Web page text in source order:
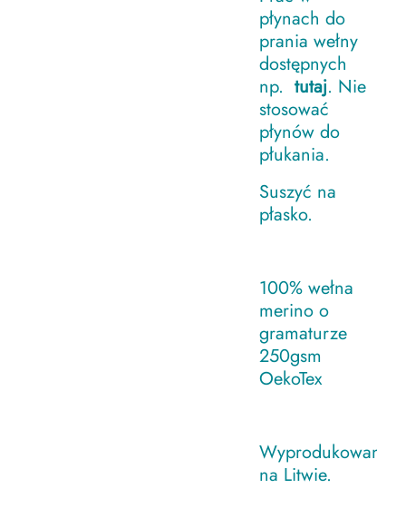
płynach do
prania wełny
dostępnych
np. tutaj. Nie
stosować
płynów do
płukania.
Suszyć na
płasko.
100% wełna
merino o
gramaturze
250gsm
OekoTex
Wyprodukowano
na Litwie.